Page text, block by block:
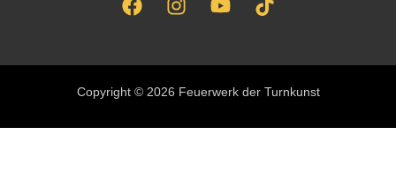
Copyright © 2026 Feuerwerk der Turnkunst